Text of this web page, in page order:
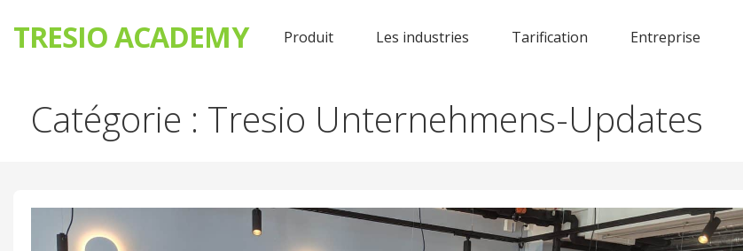
contenu
TRESIO ACADEMY Produit Les industries Tarification Entreprise
Catégorie : Tresio Unternehmens-Updates